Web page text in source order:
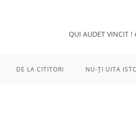
QUI AUDET VINCIT !
DE LA CITITORI NU-ȚI UITA